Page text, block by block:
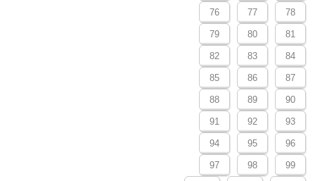
76 77 78
79 80 81
82 83 84
85 86 87
88 89 90
91 92 93
94 95 96
97 98 99